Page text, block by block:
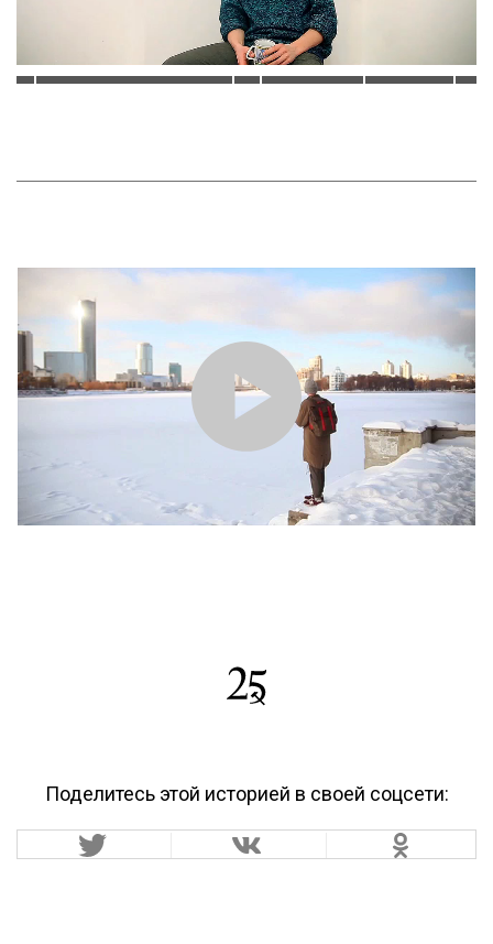
Поделитесь этой историей в своей соцсети: